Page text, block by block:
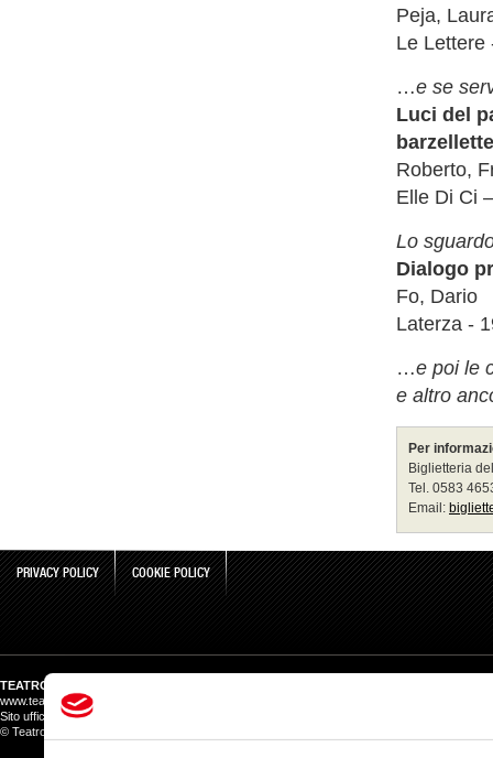
Peja,
Le Lettere
…e se
Luci del
Roberto,
Elle Di Ci
Lo
Dialogo
Fo, Dario
Laterza -
…e poi le
e altro
Per
Biglietteria
Tel. 0583
Email:
PRIVACY POLICY COOKIE POLICY
TEATRO DEL GIGLIO
www.teatrodelgiglio.it
Sito ufficiale del Teatro del Giglio ATG
© Teatro del Giglio salvo ove diversamente indicato